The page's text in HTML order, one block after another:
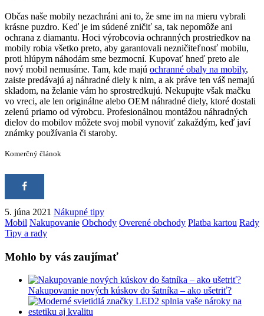
Občas naše mobily nezachráni ani to, že sme im na mieru vybrali
krásne puzdro. Keď je im súdené zničiť sa, tak nepomôže ani
ochrana z diamantu. Hoci výrobcovia ochranných prostriedkov na
mobily robia všetko preto, aby garantovali nezničiteľnosť mobilu,
proti hlúpym náhodám sme bezmocní. Kupovať hneď preto ale
nový mobil nemusíme. Tam, kde majú ochranné obaly na mobily,
zaiste predávajú aj náhradné diely k nim, a ak práve ten váš nemajú
skladom, na želanie vám ho sprostredkujú. Nekupujte však mačku
vo vreci, ale len originálne alebo OEM náhradné diely, ktoré dostali
zelenú priamo od výrobcu. Profesionálnou montážou náhradných
dielov do mobilov môžete svoj mobil vynoviť zakaždým, keď javí
známky používania či staroby.
Komerčný článok
5. júna 2021 Nákupné tipy
Mobil Nakupovanie Obchody Overené obchody Platba kartou Rady
Tipy a rady
Mohlo by vás zaujímať
Nakupovanie nových kúskov do šatníka – ako ušetriť?